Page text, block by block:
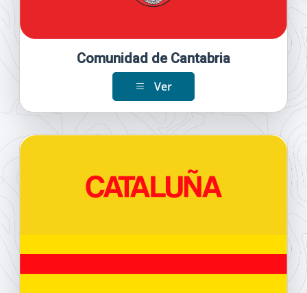
Comunidad de Cantabria
Ver